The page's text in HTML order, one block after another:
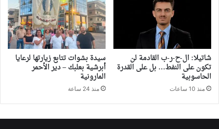
شاتيلا: ال-ح-ر-ب القادمة لن
تكون على النفط… بل على القدرة
الحاسوبية
منذ 10 ساعات
سيدة بشوات تتابع زيارتها لرعايا
أبرشية بعلبك – دير الأحمر
المارونية
منذ 24 ساعة